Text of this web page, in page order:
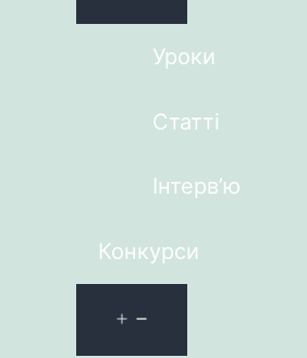
Уроки
Статті
Інтерв’ю
Конкурси